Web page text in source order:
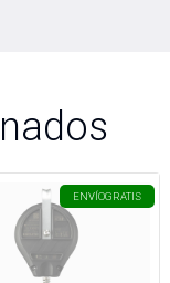
ENVÍOGRATIS